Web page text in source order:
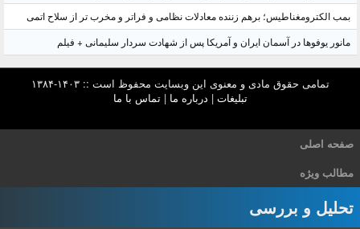
بمب الکترومغناطیس؛ برهم زننده معادلات نظامی و فراتر و مخرب تر از سلاح اتمی
مانور یوفوها در آسمان ایران و آمریکا پس از شهادت سردار سلیمانی + فیلم
تمامی حقوق مادی و معنوی این وبسایت محفوظ است :: ۱۴۰۳-۱۳۸۴
تبلیغات | درباره ما |تماس با ما
صفحه اصلی
مطالب ویژه
تحلیل و بررسی